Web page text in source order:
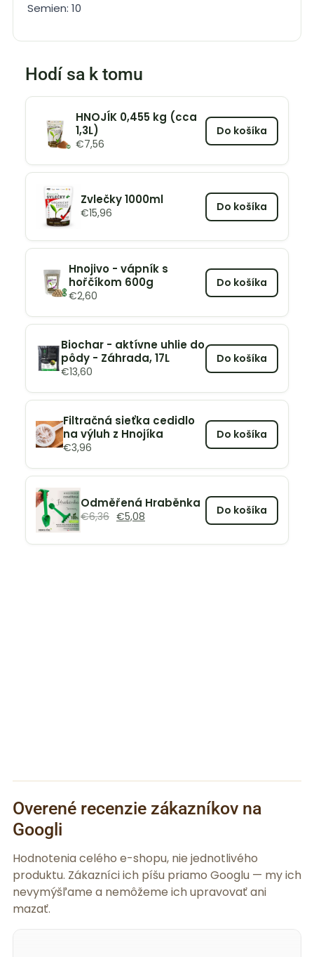
Semien: 10
Hodí sa k tomu
HNOJÍK 0,455 kg (cca
1,3L)
€7,56
Do košíka
Zvlečky 1000ml
€15,96 Do košíka
Hnojivo - vápník s
hořčíkom 600g
€2,60
Do košíka
Biochar - aktívne uhlie do
pôdy - Záhrada, 17L
€13,60
Do košíka
Filtračná sieťka cedidlo
na výluh z Hnojíka
€3,96
Do košíka
Odměřená Hraběnka
€6,36 €5,08 Do košíka
Overené recenzie zákazníkov na
Googli
Hodnotenia celého e-shopu, nie jednotlivého
produktu. Zákazníci ich píšu priamo Googlu — my ich
nevymýšľame a nemôžeme ich upravovať ani
mazať.